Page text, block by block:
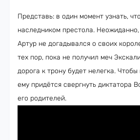
Представь: в один момент узнать,
наследником престола.
Артур не догадывался о своих
тех пор, пока не получил меч
дорога к трону будет нелегка. Чтобы
ему придётся свергнуть диктатора
его родителей.